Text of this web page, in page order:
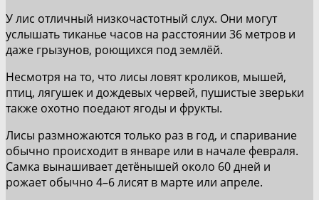
У лис отличный низкочастотный слух. Они могут
услышать тиканье часов на расстоянии 36 метров и
даже грызунов, роющихся под землёй.
Несмотря на то, что лисы ловят кроликов, мышей,
птиц, лягушек и дождевых червей, пушистые зверьки
также охотно поедают ягоды и фрукты.
Лисы размножаются только раз в год, и спаривание
обычно происходит в январе или в начале февраля.
Самка вынашивает детёнышей около 60 дней и
рожает обычно 4–6 лисят в марте или апреле.